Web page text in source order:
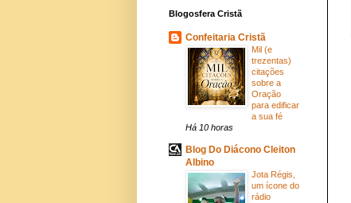
Blogosfera Cristã
Confeitaria Cristã
Mil (e
trezentas)
citações
sobre a
Oração
para edificar
a sua fé
Há 10 horas
Blog Do Diácono Cleiton
Albino
Jota Régis,
um ícone do
rádio